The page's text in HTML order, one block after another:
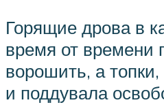
Горящие дрова в
время от времени
ворошить, а
и поддувала